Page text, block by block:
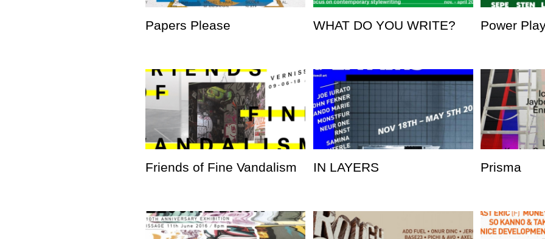
Papers Please WHAT DO YOU WRITE? Power
Friends of Fine Vandalism IN LAYERS Prisma